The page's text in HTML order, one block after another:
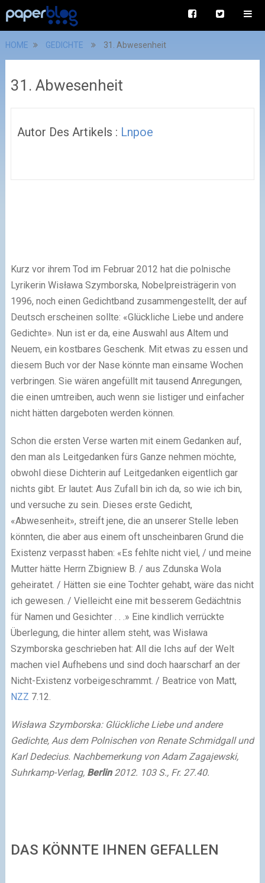
HOME GEDICHTE 31. Abwesenheit
31. Abwesenheit
Autor Des Artikels : Lnpoe
Kurz vor ihrem Tod im Februar 2012 hat die polnische
Lyrikerin Wisława Szymborska, Nobelpreisträgerin von
1996, noch einen Gedichtband zusammengestellt, der auf
Deutsch erscheinen sollte: «Glückliche Liebe und andere
Gedichte». Nun ist er da, eine Auswahl aus Altem und
Neuem, ein kostbares Geschenk. Mit etwas zu essen und
diesem Buch vor der Nase könnte man einsame Wochen
verbringen. Sie wären angefüllt mit tausend Anregungen,
die einen umtreiben, auch wenn sie listiger und einfacher
nicht hätten dargeboten werden können.
Schon die ersten Verse warten mit einem Gedanken auf,
den man als Leitgedanken fürs Ganze nehmen möchte,
obwohl diese Dichterin auf Leitgedanken eigentlich gar
nichts gibt. Er lautet: Aus Zufall bin ich da, so wie ich bin,
und versuche zu sein. Dieses erste Gedicht,
«Abwesenheit», streift jene, die an unserer Stelle leben
könnten, die aber aus einem oft unscheinbaren Grund die
Existenz verpasst haben: «Es fehlte nicht viel, / und meine
Mutter hätte Herrn Zbigniew B. / aus Zdunska Wola
geheiratet. / Hätten sie eine Tochter gehabt, wäre das nicht
ich gewesen. / Vielleicht eine mit besserem Gedächtnis
für Namen und Gesichter . . .» Eine kindlich verrückte
Überlegung, die hinter allem steht, was Wisława
Szymborska geschrieben hat: All die Ichs auf der Welt
machen viel Aufhebens und sind doch haarscharf an der
Nicht-Existenz vorbeigeschrammt. / Beatrice von Matt,
NZZ 7.12.
Wisława Szymborska: Glückliche Liebe und andere
Gedichte, Aus dem Polnischen von Renate Schmidgall und
Karl Dedecius. Nachbemerkung von Adam Zagajewski,
Suhrkamp-Verlag, Berlin2012. 103 S., Fr. 27.40.
DAS KÖNNTE IHNEN GEFALLEN